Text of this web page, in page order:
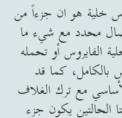
خلية هو ان جزءاً من
محدد مع شيء ما
الفايروس أو تحمله
بالكامل، كما قد
مع ترك الغلاف
الحالتين يكون جزء